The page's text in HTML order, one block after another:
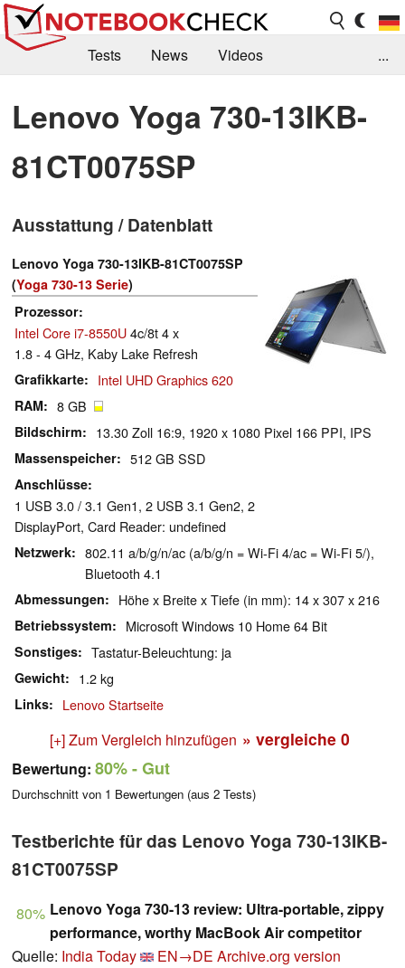
Tests News
Videos
Kaufberatung
Deals Suche
Jobs
Forum
...
Lenovo Yoga 730-13IKB-
81CT0075SP
Ausstattung / Datenblatt
Lenovo Yoga 730-13IKB-81CT0075SP
(Yoga 730-13 Serie)
Prozessor
Intel Core i7-8550U4c/8t 4 x
1.8 - 4 GHz, Kaby Lake Refresh
Grafikkarte Intel UHD Graphics 620
RAM 8 GB
Bildschirm 13.30 Zoll 16:9, 1920 x 1080 Pixel 166 PPI, IPS
Massenspeicher 512 GB SSD
Anschlüsse
1 USB 3.0 / 3.1 Gen1, 2 USB 3.1 Gen2, 2
DisplayPort, Card Reader: undefined
Netzwerk
802.11 a/b/g/n/ac (a/b/g/n = Wi-Fi 4/ac = Wi-Fi 5/),
Bluetooth 4.1
Abmessungen Höhe x Breite x Tiefe (in mm): 14 x 307 x 216
Betriebssystem Microsoft Windows 10 Home 64 Bit
Sonstiges Tastatur-Beleuchtung: ja
Gewicht 1.2 kg
Links Lenovo Startseite
[+] Zum Vergleich hinzufügen » vergleiche 0
Bewertung: 80%- Gut
Durchschnitt von 1 Bewertungen (aus 2 Tests)
Testberichte für das Lenovo Yoga 730-13IKB-
81CT0075SP
80% Lenovo Yoga 730-13 review: Ultra-portable, zippy
performance, worthy MacBook Air competitor
Quelle: India Today EN→DE Archive.org version